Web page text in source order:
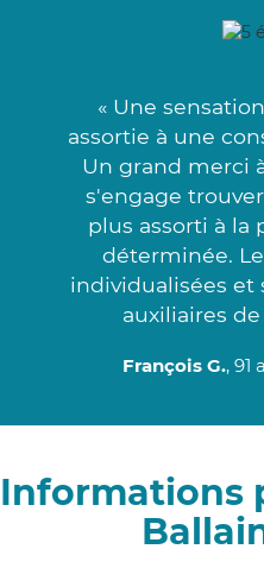
« Une
assortie à une
Un grand merci
s'engage
plus assorti à la
déterminée.
individualisées et
auxiliaires
François G., 91
Informations